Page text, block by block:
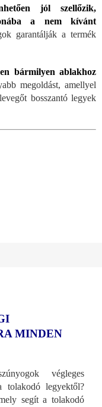
jól szellőzik,
a nem kívánt
garantálják a termék
bármilyen ablakhoz
megoldást, amellyel
bosszantó legyek
MINDEN
végleges
tolakodó legyektől?
segít a tolakodó